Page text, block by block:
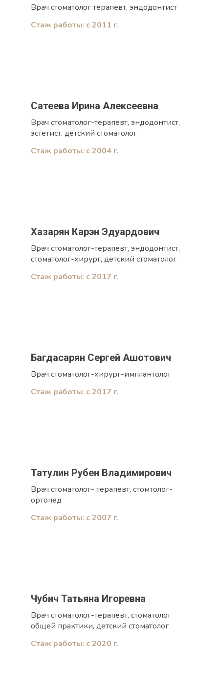
Врач стоматолог терапевт, эндодонтист
Стаж работы: с 2011 г.
Сатеева Ирина Алексеевна
Врач стоматолог-терапевт, эндодонтист,
эстетист, детский стоматолог
Стаж работы: c 2004 г.
Хазарян Карэн Эдуардович
Врач стоматолог-терапевт, эндодонтист,
стоматолог-хирург, детский стоматолог
Стаж работы: с 2017 г.
Багдасарян Сергей Ашотович
Врач стоматолог-хирург-имплантолог
Стаж работы: с 2017 г.
Татулин Рубен Владимирович
Врач стоматолог- терапевт, стомтолог-
ортопед
Стаж работы: с 2007 г.
Чубич Татьяна Игоревна
Врач стоматолог-терапевт, стоматолог
общей практики, детский стоматолог
Стаж работы: с 2020 г.